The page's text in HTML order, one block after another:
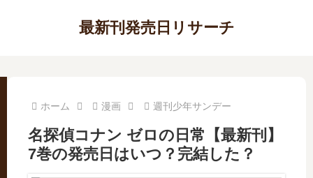
最新刊発売日リサーチ
ホーム 漫画 週刊少年サンデー
名探偵コナン ゼロの日常【最新刊】
7巻の発売日はいつ？完結した？